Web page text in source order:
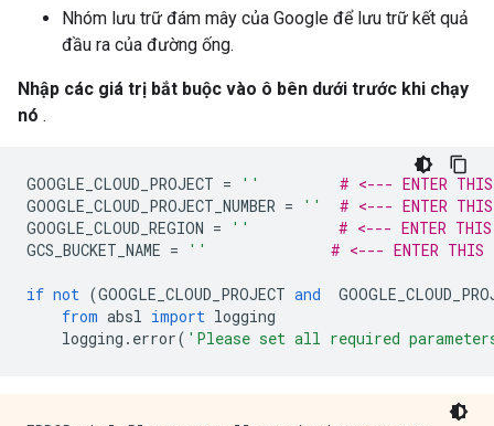
Nhóm lưu trữ đám mây của Google để lưu trữ kết quả
đầu ra của đường ống.
Nhập các giá trị bắt buộc vào ô bên dưới trước khi chạy
nó .
GOOGLE_CLOUD_PROJECT = ''
# <--- ENTER THIS
GOOGLE_CLOUD_PROJECT_NUMBER = ''
# <--- ENTER THIS
GOOGLE_CLOUD_REGION = ''
# <--- ENTER THIS
GCS_BUCKET_NAME = '' # <--- ENTER THIS
if not (GOOGLE_CLOUD_PROJECT and
from absl import logging
logging . error( 'Please set all required